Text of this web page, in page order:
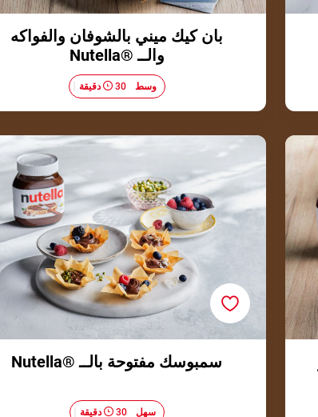
بان كيك ميني بالشوفان والفواكه
والــ ®Nutella
وسط​ 30 دقيقة
سمبوسك مفتوحة بالــ ®Nutella
سمبوسك مفتوحة بالــ ®Nutella
سهل 30 دقيقة